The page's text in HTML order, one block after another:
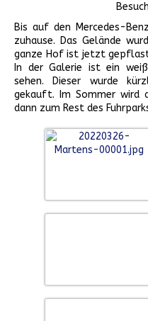
Bis auf den Mercedes-
zuhause. Das Gelände
ganze Hof ist jetzt
In der Galerie ist ein
sehen. Dieser wurde
gekauft. Im Sommer wird
dann zum Rest des